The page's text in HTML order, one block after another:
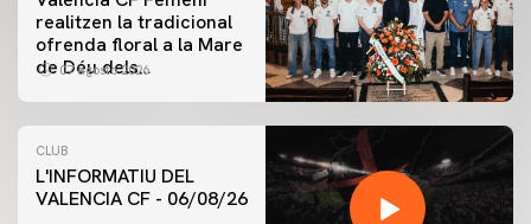
realitzen la tradicional
ofrenda floral a la Mare
de Déu dels
07 agosto 2026
CLUB
L'INFORMATIU DEL
VALENCIA CF - 06/08/26